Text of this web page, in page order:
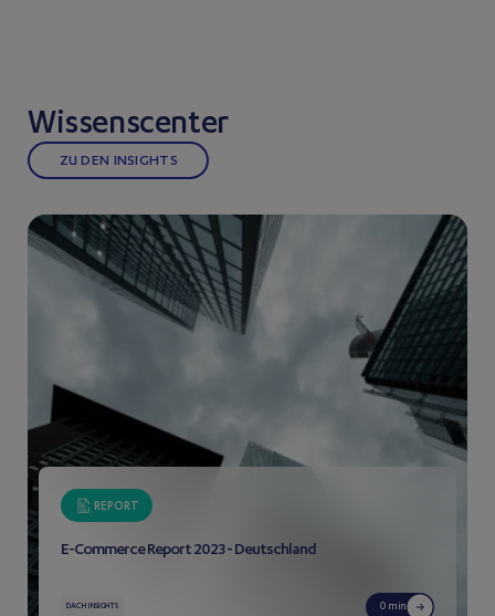
Wissenscenter
ZU DEN INSIGHTS
REPORT
E-Commerce Report 2023 - Deutschland
DACH INSIGHTS 0 min